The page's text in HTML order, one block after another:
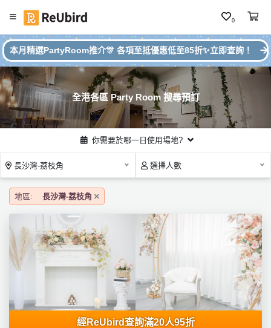
0
繁
中
E
N
登
註
冊
服
務
及
分
#
本
月
P
ar
ty
R
o
推
介
本月精選PartyRoom推介🎊 各項至抵優惠低至85折✨立即查詢！
全港各區 Party Room 搜尋預訂
你需要於哪一日使用場地?
長沙灣-荔枝角 選擇人數
地區: 長沙灣-荔枝角
經ReUbird查詢滿20人95折